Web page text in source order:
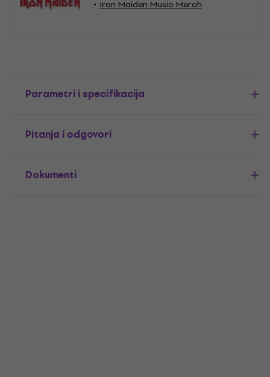
Iron Maiden Music Merch
Parametri i specifikacija
Pitanja i odgovori
Dokumenti